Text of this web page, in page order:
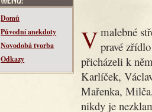
Domů
Původní anekdoty
Novodobá tvorba
Odkazy
V malebné středočeské vesnici Makotřasy žil kdysi dědeček, pravé
přicházeli k
Karlíček,
Mařenka,
nikdy je